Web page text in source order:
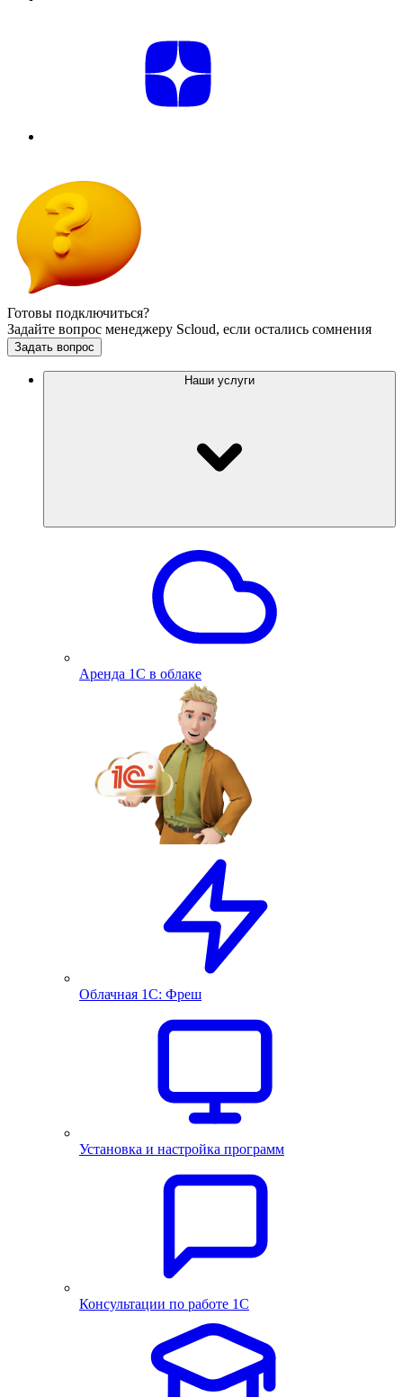
Готовы подключиться?
Задайте вопрос менеджеру Scloud, если остались сомнения
Задать вопрос
Наши услуги
Аренда 1С в облаке
Облачная 1С: Фреш
Установка и настройка программ
Консультации по работе 1С